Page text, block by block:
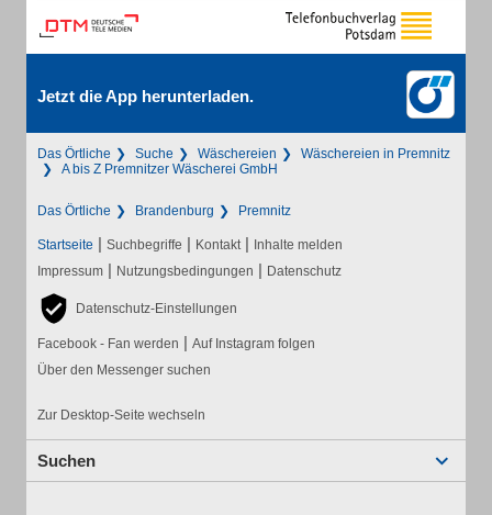
Jetzt die App herunterladen.
Das Örtliche Suche Wäschereien
Wäschereien in Premnitz
A bis Z Premnitzer Wäscherei GmbH
Das Örtliche Brandenburg Premnitz
Startseite | Suchbegriffe | Kontakt | Inhalte melden
Impressum | Nutzungsbedingungen | Datenschutz
Datenschutz-Einstellungen
Facebook - Fan werden | Auf Instagram folgen
Über den Messenger suchen
Zur Desktop-Seite wechseln
Suchen